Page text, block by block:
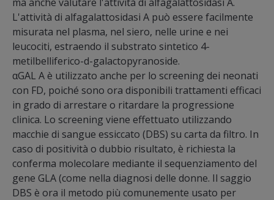
L'attività di alfagalattosidasi A può essere facilmente
misurata nel plasma, nel siero, nelle urine e nei
leucociti, estraendo il substrato sintetico 4-
metilbelliferico-d-galactopyranoside.
αGAL A è utilizzato anche per lo screening dei neonati
con FD, poiché sono ora disponibili trattamenti efficaci
in grado di arrestare o ritardare la progressione
clinica. Lo screening viene effettuato utilizzando
macchie di sangue essiccato (DBS) su carta da filtro. In
caso di positività o dubbio risultato, è richiesta la
conferma molecolare mediante il sequenziamento del
gene GLA (come nella diagnosi delle donne. Il saggio
DBS è ora il metodo più comunemente usato per